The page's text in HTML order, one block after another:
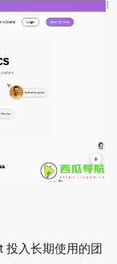
投入长期使用的团